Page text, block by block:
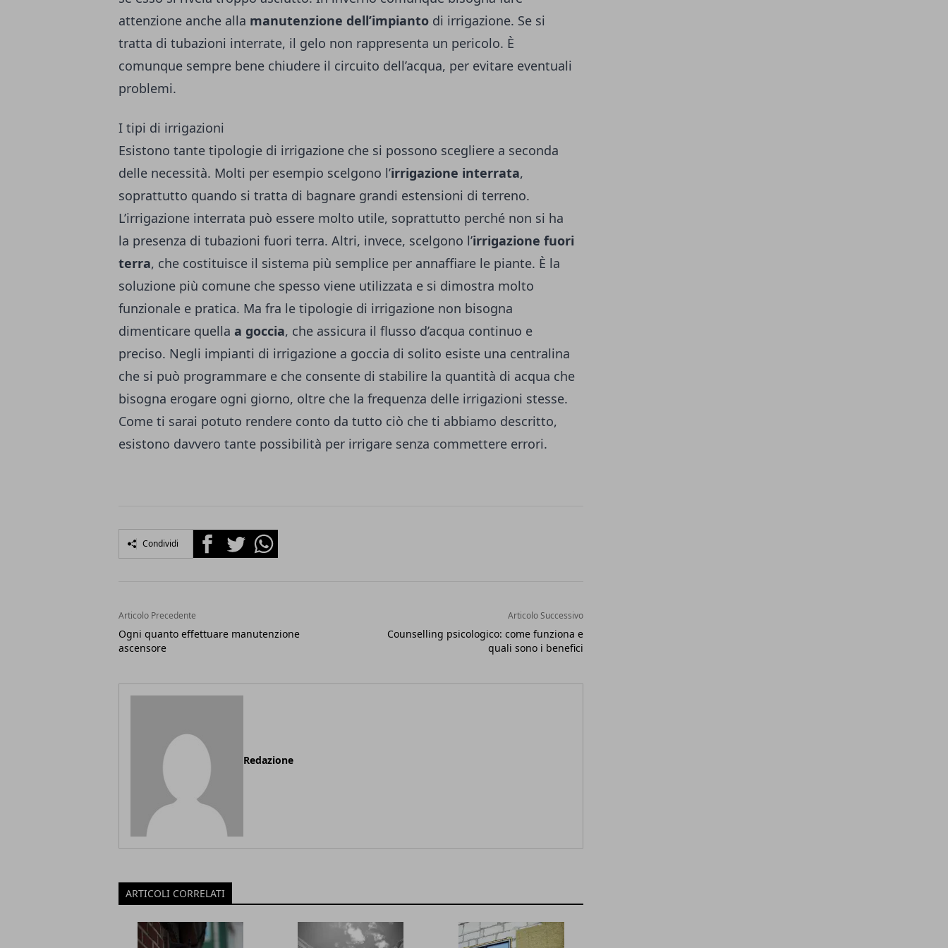
attenzione anche alla manutenzione dell’impianto di irrigazione. Se si
tratta di tubazioni interrate, il gelo non rappresenta un pericolo. È
comunque sempre bene chiudere il circuito dell’acqua, per evitare eventuali
problemi.
I tipi di irrigazioni
Esistono tante tipologie di irrigazione che si possono scegliere a seconda
delle necessità. Molti per esempio scelgono l’irrigazione interrata,
soprattutto quando si tratta di bagnare grandi estensioni di terreno.
L’irrigazione interrata può essere molto utile, soprattutto perché non si ha
la presenza di tubazioni fuori terra. Altri, invece, scelgono l’irrigazione fuori
terra, che costituisce il sistema più semplice per annaffiare le piante. È la
soluzione più comune che spesso viene utilizzata e si dimostra molto
funzionale e pratica. Ma fra le tipologie di irrigazione non bisogna
dimenticare quella a goccia, che assicura il flusso d’acqua continuo e
preciso. Negli impianti di irrigazione a goccia di solito esiste una centralina
che si può programmare e che consente di stabilire la quantità di acqua che
bisogna erogare ogni giorno, oltre che la frequenza delle irrigazioni stesse.
Come ti sarai potuto rendere conto da tutto ciò che ti abbiamo descritto,
esistono davvero tante possibilità per irrigare senza commettere errori.
Condividi FacebookTwitterWhatsapp
Articolo Precedente
Ogni quanto effettuare manutenzione
ascensore
Articolo Successivo
Counselling psicologico: come funziona e
quali sono i benefici
Redazione
ARTICOLI CORRELATI